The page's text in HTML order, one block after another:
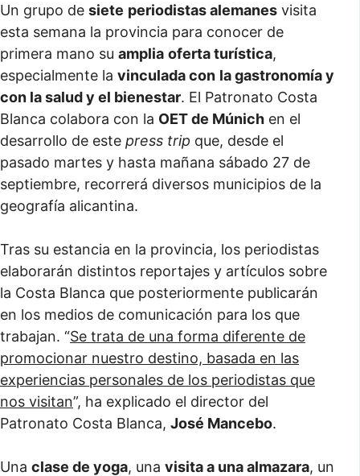
Un grupo de siete periodistas alemanes visita
esta semana la provincia para conocer de
primera mano su amplia oferta turística,
especialmente la vinculada con la gastronomía y
con la salud y el bienestar. El Patronato Costa
Blanca colabora con la OET de Múnich en el
desarrollo de este press trip que, desde el
pasado martes y hasta mañana sábado 27 de
septiembre, recorrerá diversos municipios de la
geografía alicantina.
Tras su estancia en la provincia, los periodistas
elaborarán distintos reportajes y artículos sobre
la Costa Blanca que posteriormente publicarán
en los medios de comunicación para los que
trabajan. “Se trata de una forma diferente de
promocionar nuestro destino, basada en las
experiencias personales de los periodistas que
nos visitan”, ha explicado el director del
Patronato Costa Blanca, José Mancebo.
Una clase de yoga, una visita a una almazara, un